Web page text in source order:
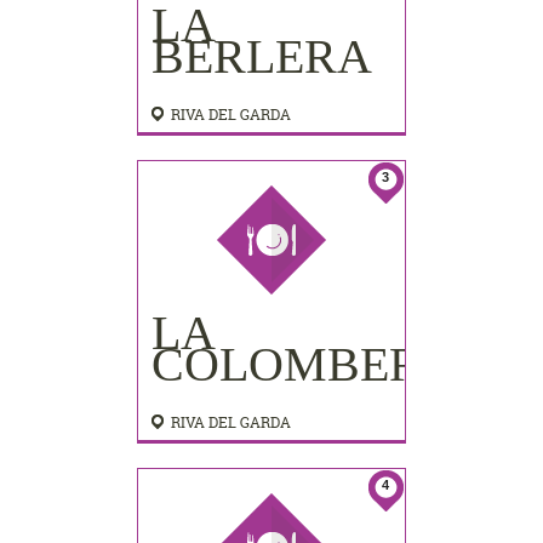
LA
BERLERA
RIVA DEL GARDA
3
LA
COLOMBERA
RIVA DEL GARDA
4